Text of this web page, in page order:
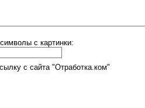
с картинки:
с сайта "Отработка.ком"